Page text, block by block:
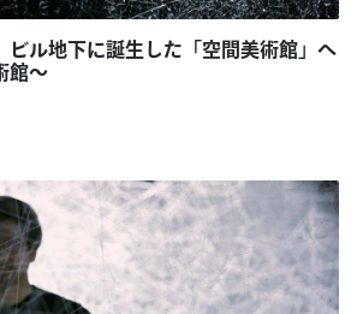
ビル地下に誕生した「空間美術館」へ
館～